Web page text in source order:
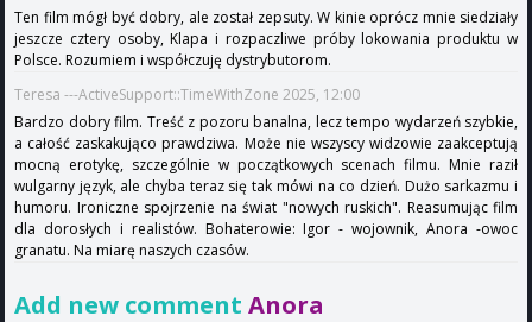
Ten film mógł być dobry, ale został zepsuty. W kinie oprócz mnie siedziały
jeszcze cztery osoby, Klapa i rozpaczliwe próby lokowania produktu w
Polsce. Rozumiem i współczuję dystrybutorom.
Teresa ---ActiveSupport::TimeWithZone 2025, 12:00
Bardzo dobry film. Treść z pozoru banalna, lecz tempo wydarzeń szybkie,
a całość zaskakująco prawdziwa. Może nie wszyscy widzowie zaakceptują
mocną erotykę, szczególnie w początkowych scenach filmu. Mnie raził
wulgarny język, ale chyba teraz się tak mówi na co dzień. Dużo sarkazmu i
humoru. Ironiczne spojrzenie na świat "nowych ruskich". Reasumując film
dla dorosłych i realistów. Bohaterowie: Igor - wojownik, Anora -owoc
granatu. Na miarę naszych czasów.
Add new comment Anora